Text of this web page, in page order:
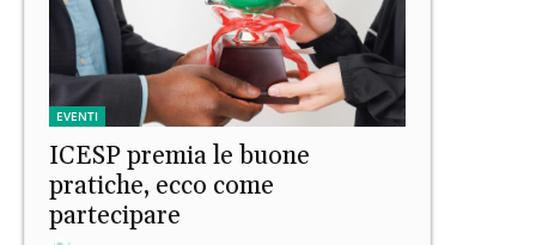
EVENTI
ICESP premia le buone
pratiche, ecco come
partecipare